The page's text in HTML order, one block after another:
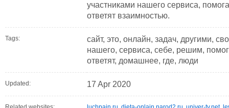
участниками нашего сервиса,
ответят взаимностью.
Tags:
сайт, это, онлайн, задач, другими,
нашего, сервиса, себе, решим,
ответят, домашнее, где, люди
Updated: 17 Apr 2020